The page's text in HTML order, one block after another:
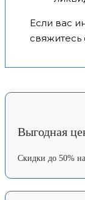
Если вас
свяжитесь
Выгодная
Скидки до 50%